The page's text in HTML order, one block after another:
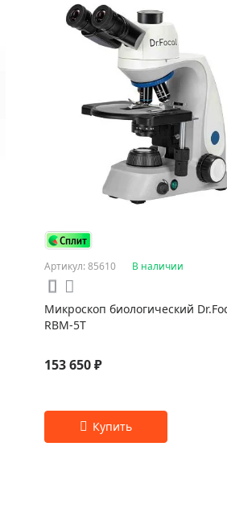
Артикул: 85610 В наличии
Микроскоп биологический
RBM-5T
153 650 ₽